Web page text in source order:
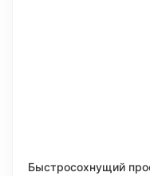
Быстросохнущий